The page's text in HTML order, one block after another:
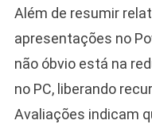
Além de resumir
apresentações no
não óbvio está na
no PC, liberando
Avaliações indicam